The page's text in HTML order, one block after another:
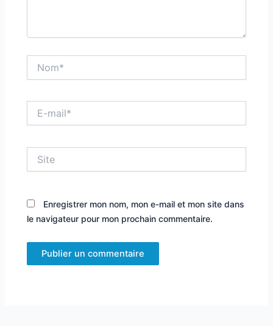
mail*
Enregistrer mon nom, mon e-mail et mon site dans
le navigateur pour mon prochain commentaire.